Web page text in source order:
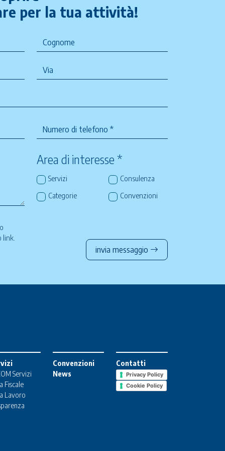
per la tua attività!
Area di interesse *
Servizi
Consulenza
Categorie
Convenzioni
link
invia messaggio
Servizi
Fiscale
Lavoro
Convenzioni
News
Contatti
Privacy Policy
Cookie Policy